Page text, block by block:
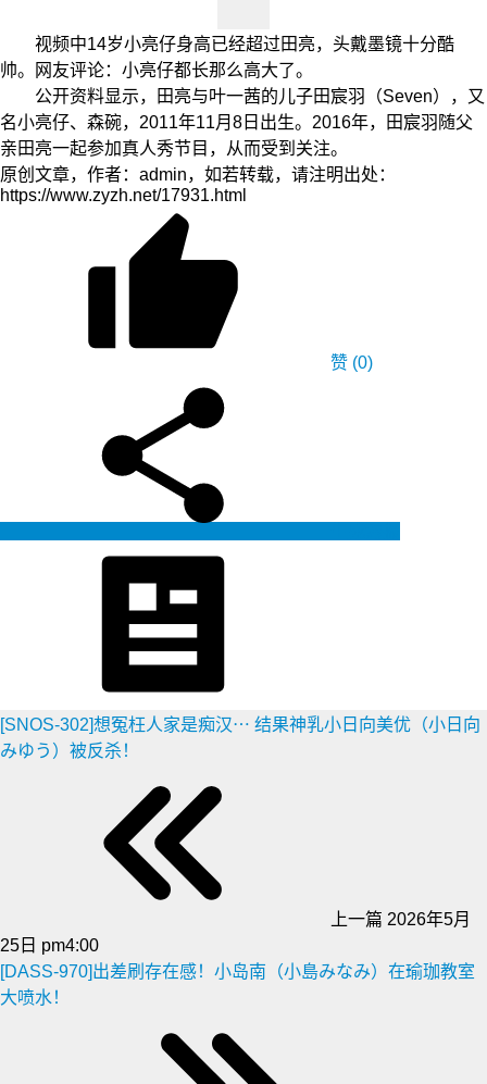
视频中14岁小亮仔身高已经超过田亮，头戴墨镜十分酷
帅。网友评论：小亮仔都长那么高大了。
公开资料显示，田亮与叶一茜的儿子田宸羽（Seven），又
名小亮仔、森碗，2011年11月8日出生。2016年，田宸羽随父
亲田亮一起参加真人秀节目，从而受到关注。
原创文章，作者：admin，如若转载，请注明出处：
https://www.zyzh.net/17931.html
赞 (0)
[SNOS-302]想冤枉人家是痴汉⋯ 结果神乳小日向美优（小日向
みゆう）被反杀！
上一篇 2026年5月
25日 pm4:00
[DASS-970]出差刷存在感！小岛南（小島みなみ）在瑜珈教室
大喷水！